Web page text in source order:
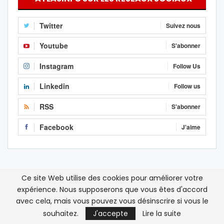
Twitter Suivez nous
Youtube S'abonner
Instagram Follow Us
Linkedin Follow us
RSS S'abonner
Facebook J'aime
Ce site Web utilise des cookies pour améliorer votre
expérience. Nous supposerons que vous êtes d'accord
avec cela, mais vous pouvez vous désinscrire si vous le
souhaitez.
J'accepte Lire la suite